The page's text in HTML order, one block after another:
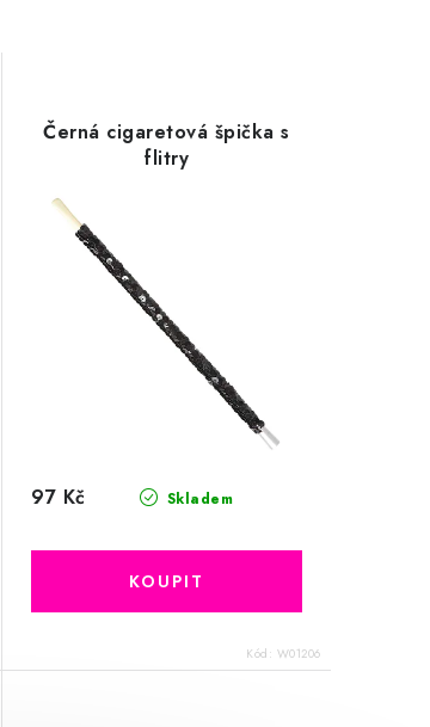
Černá cigaretová špička s
flitry
Skladem
97 Kč
Kód: W01206